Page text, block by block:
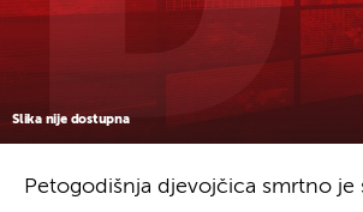
Slika nije dostupna
Petogodišnja djevojčica smrtno je